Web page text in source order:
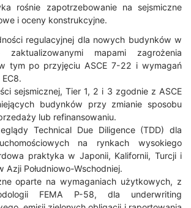
rośnie zapotrzebowanie na sejsmiczne
i oceny konstrukcyjne.
regulacyjnej dla nowych budynków w
mapami zagrożenia
tym po przyjęciu ASCE 7-22 i wymagań
sejsmicznej, Tier 1, 2 i 3 zgodnie z ASCE
budynków przy zmianie sposobu
lub refinansowaniu.
Technical Due Diligence (TDD) dla
na rynkach wysokiego
praktyka w Japonii, Kalifornii, Turcji i
Azji Południowo-Wschodniej.
oparte na wymaganiach użytkowych, z
FEMA P-58, dla underwriting